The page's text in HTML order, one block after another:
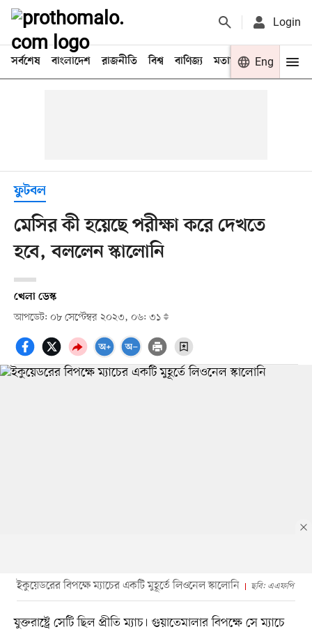
Login
সর্বশেষ বাংলাদেশ রাজনীতি বিশ্ব বাণিজ্য মতামত খেলা
Eng
ফুটবল
মেসির কী হয়েছে পরীক্ষা করে দেখতে
হবে, বললেন স্কালোনি
খেলা ডেস্ক
আপডেট: ০৮ সেপ্টেম্বর ২০২৩, ০৬: ৩১
ইকুয়েডরের বিপক্ষে ম্যাচের একটি মুহূর্তে লিওনেল স্কালোনি ছবি: এএফপি
যুক্তরাষ্ট্রে সেটি ছিল প্রীতি ম্যাচ। গুয়াতেমালার বিপক্ষে সে ম্যাচে